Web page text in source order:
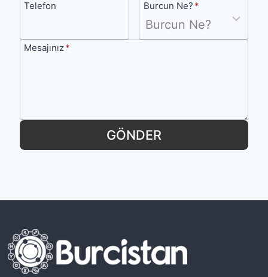
p
t
Telefon
Telefon Burcun Ne? *
Burcun
Ne?
Mesajınız*
Mesajınız
GÖNDER